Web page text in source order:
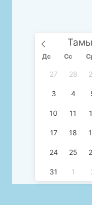
Дс Сc
27 28
3 4
10 11
17 18
24 25
31 1